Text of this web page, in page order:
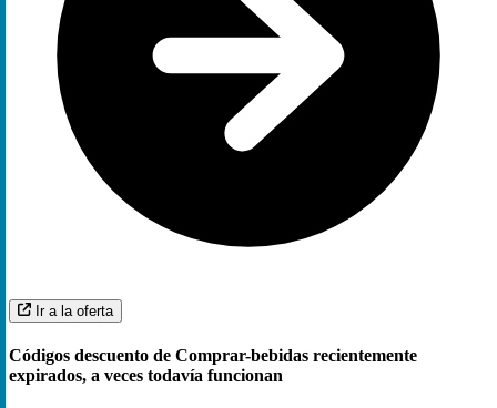
Ir a la oferta
Códigos descuento de Comprar-bebidas recientemente
expirados, a veces todavía funcionan